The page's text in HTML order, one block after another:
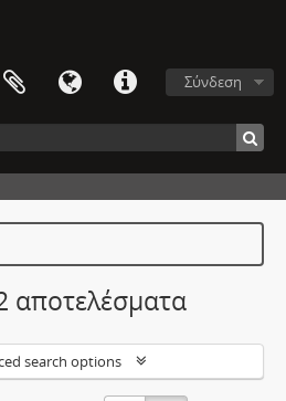
Σύνδεση
αποτελέσματα
search options